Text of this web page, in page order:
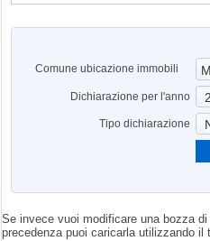
Comune ubicazione immobili
Dichiarazione per l'anno
Tipo dichiarazione
Se invece vuoi modificare una bozza
precedenza puoi caricarla utilizzando il